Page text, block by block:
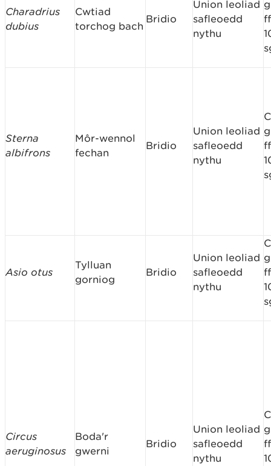
Charadrius
dubius
Cwtiad
torchog bach
Bridio
Union leoliad
safleoedd
nythu
Sterna
albifrons
Môr-wennol
fechan
Bridio
Union leoliad
safleoedd
nythu
Asio otus
Tylluan
gorniog
Bridio
Union leoliad
safleoedd
nythu
Circus
aeruginosus
Boda'r
gwerni
Bridio
Union leoliad
safleoedd
nythu